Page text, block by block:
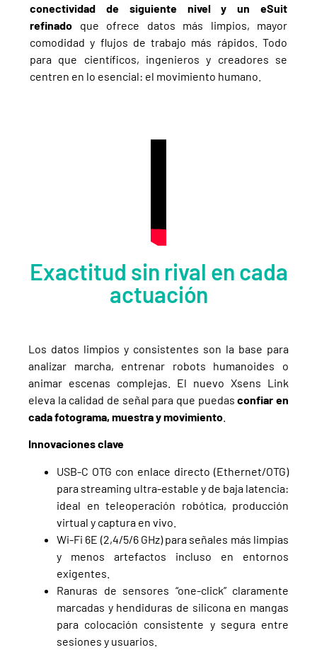
conectividad de siguiente nivel y un eSuit
refinado que ofrece datos más limpios, mayor
comodidad y flujos de trabajo más rápidos. Todo
para que científicos, ingenieros y creadores se
centren en lo esencial: el movimiento humano.
Exactitud sin rival en cada
actuación
Los datos limpios y consistentes son la base para
analizar marcha, entrenar robots humanoides o
animar escenas complejas. El nuevo Xsens Link
eleva la calidad de señal para que puedasconfiar en
cada fotograma, muestra y movimiento
Innovaciones clave
USB-C OTG con enlace directo (Ethernet/OTG)
para streaming ultra-estable y de baja latencia:
ideal en teleoperación robótica, producción
virtual y captura en vivo.
Wi-Fi 6E (2,4/5/6 GHz) para señales más limpias
y menos artefactos incluso en entornos
exigentes.
Ranuras de sensores “one-click” claramente
marcadas y hendiduras de silicona en mangas
para colocación consistente y segura entre
sesiones y usuarios.